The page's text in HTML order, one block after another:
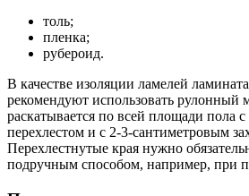
толь;
пленка;
рубероид.
В качестве изоляции ламелей
рекомендуют использовать рулонный
раскатывается по всей площади пола
перехлестом и с 2-3-сантиметровым
Перехлестнутые края нужно
подручным способом, например, при